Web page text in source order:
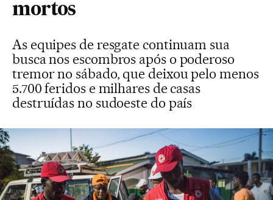
mortos
As equipes de resgate continuam sua
busca nos escombros após o poderoso
tremor no sábado, que deixou pelo menos
5.700 feridos e milhares de casas
destruídas no sudoeste do país